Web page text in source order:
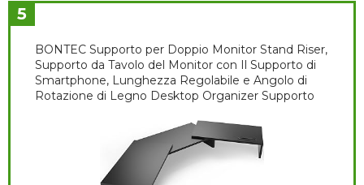
5
BONTEC Supporto per Doppio Monitor Stand Riser,
Supporto da Tavolo del Monitor con Il Supporto di
Smartphone, Lunghezza Regolabile e Angolo di
Rotazione di Legno Desktop Organizer Supporto